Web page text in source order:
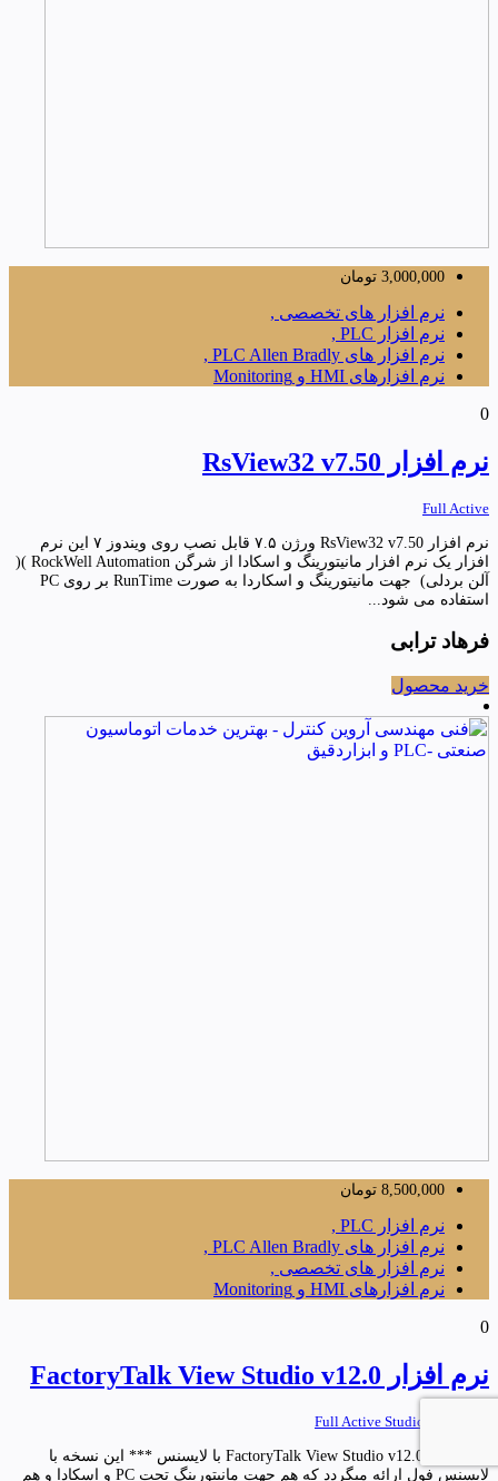
3,000,000 تومان
نرم افزار های تخصصی ,
نرم افزار PLC ,
نرم افزار های PLC Allen Bradly ,
نرم افزارهای HMI و Monitoring
0
نرم افزار RsView32 v7.50
Full Active
نرم افزار RsView32 v7.50 ورژن ۷.۵ قابل نصب روی ویندوز ۷ این نرم
افزار یک نرم افزار مانیتورینگ و اسکادا از شرگن RockWell Automation )(
آلن بردلی) جهت مانیتورینگ و اسکاردا به صورت RunTime بر روی PC
استفاده می شود...
فرهاد ترابی
خرید محصول
8,500,000 تومان
نرم افزار PLC ,
نرم افزار های PLC Allen Bradly ,
نرم افزار های تخصصی ,
نرم افزارهای HMI و Monitoring
0
نرم افزار FactoryTalk View Studio v12.0
Full Active Studio Enterprise
نرم افزار FactoryTalk View Studio v12.0 با لایسنس *** این نسخه با
لایسنس فول ارائه میگردد که هم جهت مانیتورینگ تحت PC و اسکادا و هم